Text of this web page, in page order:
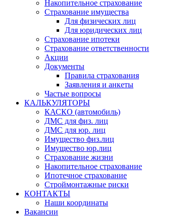
Накопительное страхование
Страхование имущества
Для физических лиц
Для юридических лиц
Страхование ипотеки
Страхование ответственности
Акции
Документы
Правила страхования
Заявления и анкеты
Частые вопросы
КАЛЬКУЛЯТОРЫ
КАСКО (автомобиль)
ДМС для физ. лиц
ДМС для юр. лиц
Имущество физ.лиц
Имущество юр.лиц
Страхование жизни
Накопительное страхование
Ипотечное страхование
Строймонтажные риски
КОНТАКТЫ
Наши координаты
Вакансии